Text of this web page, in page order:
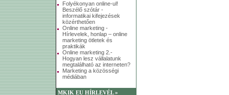
Folyékonyan online-ul!
Beszélő szótár -
informatikai kifejezések
közérthetően
Online marketing -
Hírlevelek, honlap – online
marketing ötletek és
praktikák
Online marketing 2.-
Hogyan lesz vállalatunk
megtalálható az interneten?
Marketing a közösségi
médiában
MKIK EU HÍRLEVÉL »